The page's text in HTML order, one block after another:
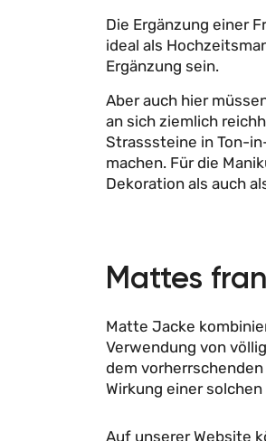
Die Ergänzung einer
ideal als
Ergänzung sein.
Aber auch hier
an sich ziemlich
Strasssteine ​​in Ton-
machen. Für die
Dekoration als auch
Mattes
Matte Jacke
Verwendung von
dem
Wirkung einer
Auf unserer Website